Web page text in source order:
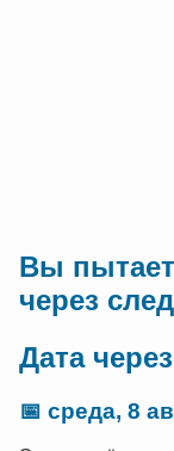
Вы
через
Дата
📅 среда, 8